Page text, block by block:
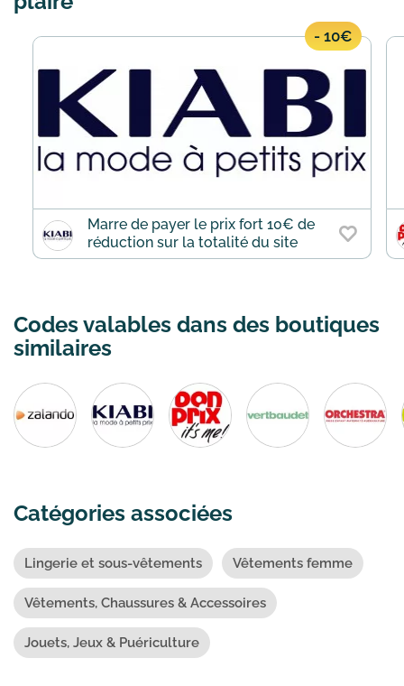
- 10€
Marre de payer le prix fort 10€ de
réduction sur la totalité du site
Codes valables dans des boutiques
similaires
Catégories associées
Lingerie et sous-vêtements Vêtements femme
Vêtements, Chaussures & Accessoires
Jouets, Jeux & Puériculture